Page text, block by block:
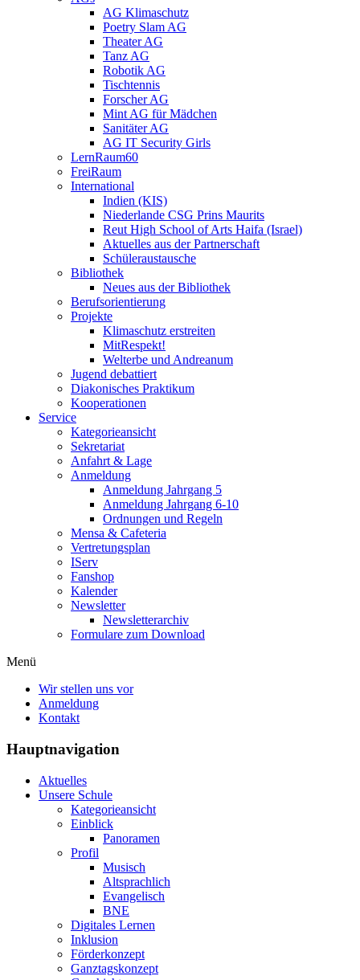
AG Klimaschutz
Poetry Slam AG
Theater AG
Tanz AG
Robotik AG
Tischtennis
Forscher AG
Mint AG für Mädchen
Sanitäter AG
AG IT Security Girls
LernRaum60
FreiRaum
International
Indien (KIS)
Niederlande CSG Prins Maurits
Reut High School of Arts Haifa (Israel)
Aktuelles aus der Partnerschaft
Schüleraustausche
Bibliothek
Neues aus der Bibliothek
Berufsorientierung
Projekte
Klimaschutz erstreiten
MitRespekt!
Welterbe und Andreanum
Jugend debattiert
Diakonisches Praktikum
Kooperationen
Service
Kategorieansicht
Sekretariat
Anfahrt & Lage
Anmeldung
Anmeldung Jahrgang 5
Anmeldung Jahrgang 6-10
Ordnungen und Regeln
Mensa & Cafeteria
Vertretungsplan
IServ
Fanshop
Kalender
Newsletter
Newsletterarchiv
Formulare zum Download
Menü
Wir stellen uns vor
Anmeldung
Kontakt
Hauptnavigation
Aktuelles
Unsere Schule
Kategorieansicht
Einblick
Panoramen
Profil
Musisch
Altsprachlich
Evangelisch
BNE
Digitales Lernen
Inklusion
Förderkonzept
Ganztagskonzept